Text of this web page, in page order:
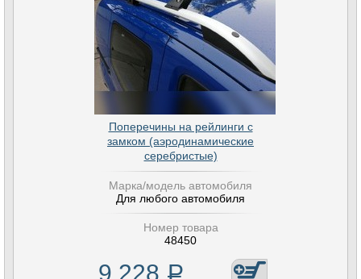
Поперечины на рейлинги с
замком (аэродинамические
серебристые)
Марка/модель автомобиля
Для любого автомобиля
Номер товара
48450
9 228 Р